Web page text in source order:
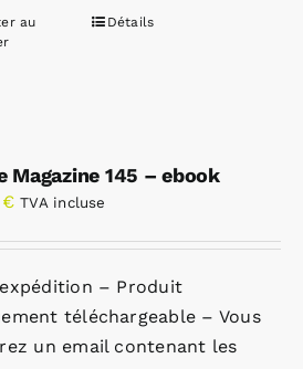
au
Détails
Magazine 145 – ebook
€ TVA incluse
– Produit
téléchargeable – Vous
un email contenant les